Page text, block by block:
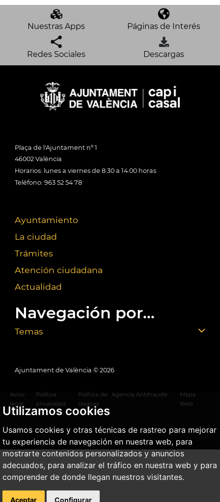
Utilizamos cookies
Usamos cookies y otras técnicas de rastreo para mejorar
tu experiencia de navegación en nuestra web, para
mostrarte contenidos personalizados y anuncios
adecuados, para analizar el tráfico en nuestra web y para
comprender de donde llegan nuestros visitantes.
Aceptar Configurar
Nuestras Apps Páginas de Interés
Redes Sociales Descargas
Plaça de l'Ajuntament nº 1
46002 València
Horarios: lunes a viernes de 8:30 a 14:00 horas
Teléfono: 963 52 54 78
Ayuntamiento
La ciudad
Trámites
Atención ciudadana
Actualidad
Navegación por...
Temas
Ajuntament de València © 2026
Aviso
legal
Política
privacidad
Política de
cookies
Agencia Antifraude
Mapa
Web